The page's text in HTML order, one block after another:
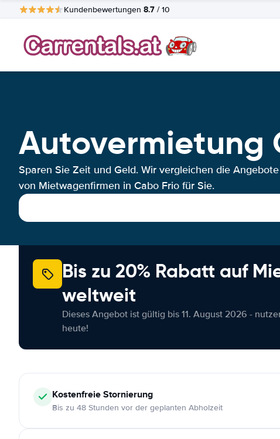
Kundenbewertungen 8.7 / 10
Autovermietung
Sparen Sie Zeit und Geld. Wir vergleichen die Angebote
von Mietwagenfirmen in Cabo Frio für Sie.
Bis zu 20% Rabatt auf
weltweit
Dieses Angebot ist gültig bis 11. August 2026 -
heute!
KostenfreieStornierung
Bis zu 48 Stunden vor der geplanten Abholzeit